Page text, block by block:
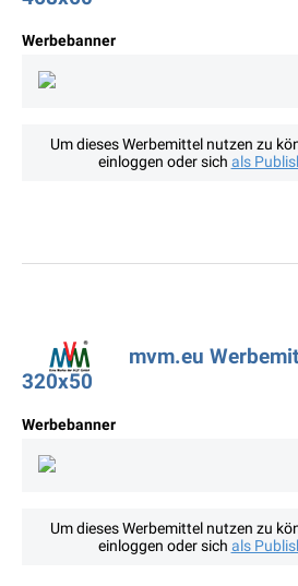
Werbebanner
Um dieses Werbemittel nutzen zu
einloggen oder sich als
mvm.eu
320x50
Werbebanner
Um dieses Werbemittel nutzen zu
einloggen oder sich als